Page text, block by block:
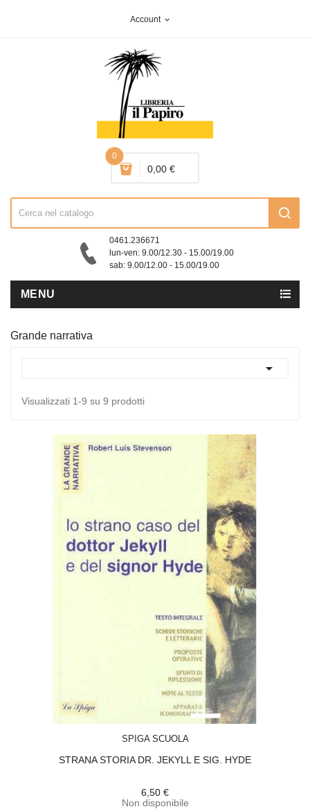
Account expand_more
0
0,00 €
0461.236671
lun-ven: 9.00/12.30 - 15.00/19.00
sab: 9.00/12.00 - 15.00/19.00
MENU
Grande narrativa

Visualizzati 1-9 su 9 prodotti
SPIGA SCUOLA
STRANA STORIA DR. JEKYLL E SIG. HYDE
6,50 €
Non disponibile